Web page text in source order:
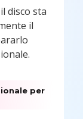
disco sta
il
per